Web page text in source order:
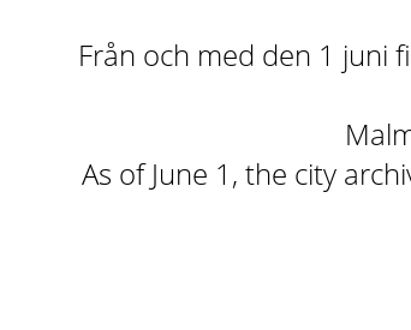
Från och med den 1 juni
As of June 1, the city